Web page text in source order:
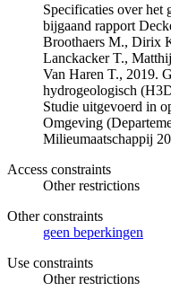
Specificaties over het
bijgaand rapport
Broothaers M., Dirix
Lanckacker T.,
Van Haren T., 2019.
hydrogeologisch
Studie uitgevoerd in
Omgeving
Milieumaatschappij
Access constraints
Other restrictions
Other constraints
geen beperkingen
Use constraints
Other restrictions